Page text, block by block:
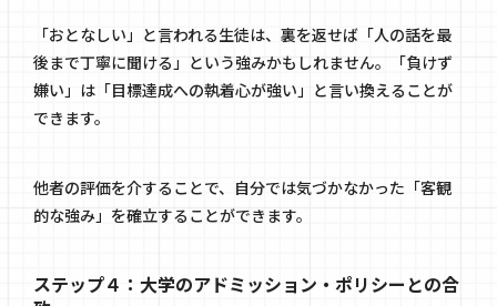
「おとなしい」と言われる生徒は、裏を返せば「人の話を最
後まで丁寧に聞ける」という強みかもしれません。「負けず
嫌い」は「目標達成への執着心が強い」と言い換えることが
できます。
他者の評価を介することで、自分では気づかなかった「客観
的な強み」を確立することができます。
ステップ４：大学のアドミッション・ポリシーとの合